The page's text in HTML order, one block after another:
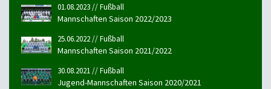
01.08.2023 // Fußball
Mannschaften Saison 2022/2023
25.06.2022 // Fußball
Mannschaften Saison 2021/2022
30.08.2021 // Fußball
Jugend-Mannschaften Saison 2020/2021